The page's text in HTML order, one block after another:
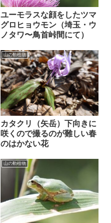
ユーモラスな顔をしたツマ
グロヒョウモン（埼玉・ウ
ノタワ〜鳥首峠間にて）
山の動植物
カタクリ（矢岳）下向きに
咲くので撮るのが難しい春
のはかない花
山の動植物